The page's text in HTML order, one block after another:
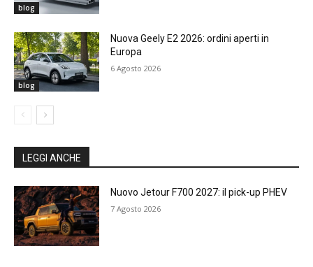
blog
blog
Nuova Geely E2 2026: ordini aperti in
Europa
6 Agosto 2026
LEGGI ANCHE
Nuovo Jetour F700 2027: il pick-up PHEV
7 Agosto 2026